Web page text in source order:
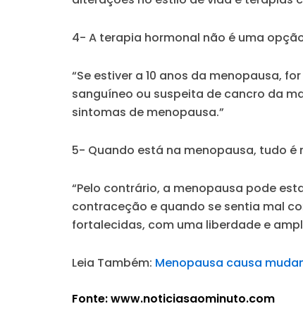
4- A terapia hormonal não é uma
“Se estiver a 10 anos da menopausa,
sanguíneo ou suspeita de cancro da
sintomas de menopausa.”
5- Quando está na menopausa, tudo é
“Pelo contrário, a menopausa pode
contraceção e quando se sentia mal
fortalecidas, com uma liberdade e
Leia Também: Menopausa causa
Fonte: www.noticiasaominuto.com